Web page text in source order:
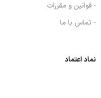
- قوانین و مقررات
- تماس با ما
نماد اعتماد